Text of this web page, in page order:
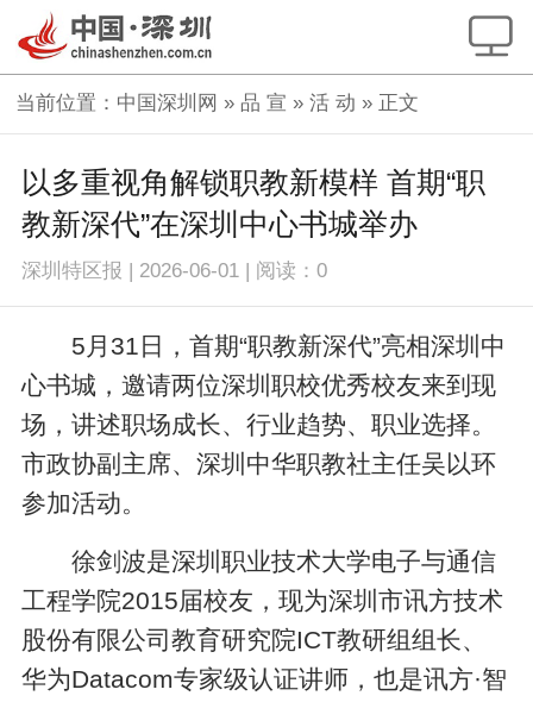
当前位置： 中国深圳网 » 品 宣 »活 动 » 正文
以多重视角解锁职教新模样 首期“职
教新深代”在深圳中心书城举办
深圳特区报 | 2026-06-01 | 阅读：0
5月31日，首期“职教新深代”亮相深圳中
心书城，邀请两位深圳职校优秀校友来到现
场，讲述职场成长、行业趋势、职业选择。
市政协副主席、深圳中华职教社主任吴以环
参加活动。
徐剑波是深圳职业技术大学电子与通信
工程学院2015届校友，现为深圳市讯方技术
股份有限公司教育研究院ICT教研组组长、
华为Datacom专家级认证讲师，也是讯方·智